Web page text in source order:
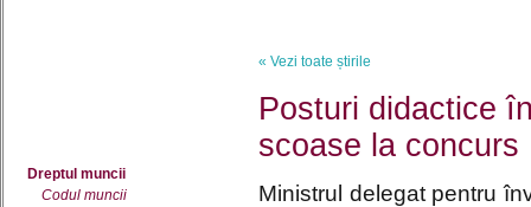
« Vezi toate știrile
Posturi didactice
scoase la concurs
Ministrul delegat pentru
Dreptul muncii
Codul muncii